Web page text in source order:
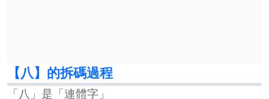
【八】的拆碼過程
「八」是「連體字」